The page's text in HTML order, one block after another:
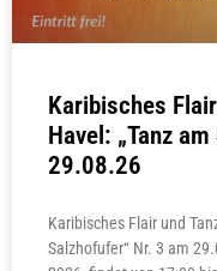
Karibisches
Havel: „Tanz
29.08.26
Karibisches Flair und
Salzhofufer“ Nr. 3 am